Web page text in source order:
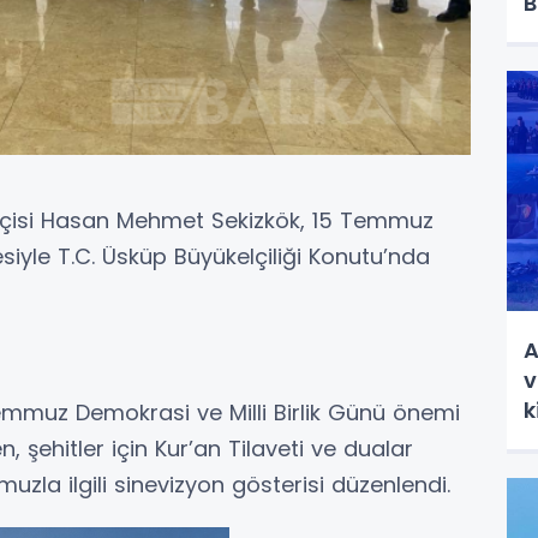
Hasan Mehmet Sekizkök, 15 Temmuz
T.C. Üsküp Büyükelçiliği Konutu’nda
Demokrasi ve Milli Birlik Günü önemi
şehitler için Kur’an Tilaveti ve dualar
ilgili sinevizyon gösterisi düzenlendi.